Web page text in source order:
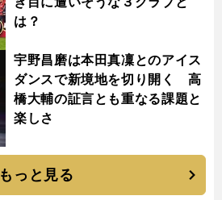
は？
宇野昌磨は本田真凜とのアイス
ダンスで新境地を切り開く 高
橋大輔の証言とも重なる課題と
楽しさ
もっと見る